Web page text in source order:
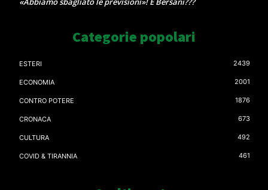
Categorie popolari
ESTERI 2439
ECONOMIA 2001
CONTRO POTERE 1876
CRONACA 673
CULTURA 492
COVID & TIRANNIA 461